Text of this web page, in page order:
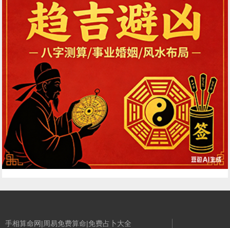
手相算命网|周易免费算命|免费占卜大全